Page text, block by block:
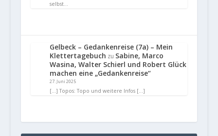
selbst…
Gelbeck – Gedankenreise (7a) – Mein
Klettertagebuch zu Sabine, Marco
Wasina, Walter Schierl und Robert Glück
machen eine „Gedankenreise“
27. Juni 2025
[…] Topos: Topo und weitere Infos […]